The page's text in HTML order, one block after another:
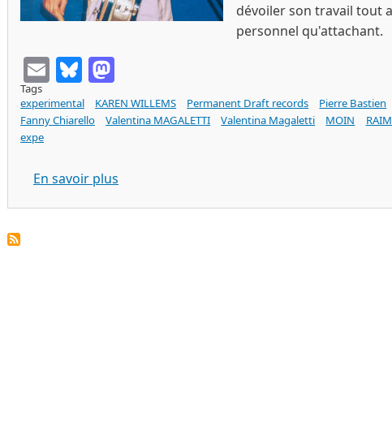
dévoiler son travail tout
personnel qu'attachant.
EmailBluesky
Tags
experimental
KAREN WILLEMS Permanent Draft records
Pierre Bastien
Fanny Chiarello
Valentina MAGALETTI Valentina Magaletti MOIN
expe
En savoir plus sur KAREN WILLEMS a fool's guide to